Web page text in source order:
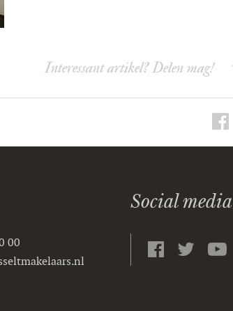
Interessant artikel? Delen mag!
00
Social media